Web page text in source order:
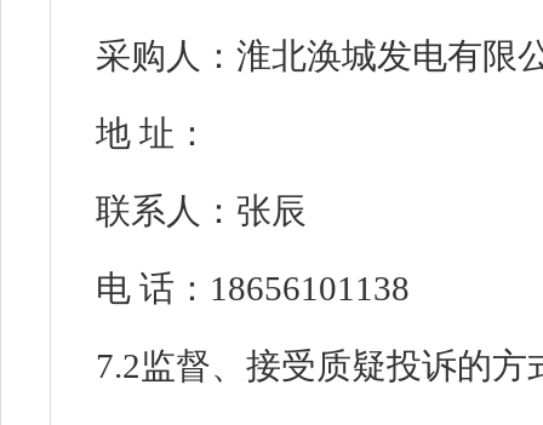
采购人：淮北涣城发电有限
地 址：
联系人：张辰
电 话：18656101138
7.2监督、接受质疑投诉的方